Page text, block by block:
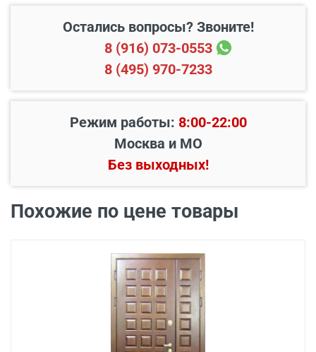
Цена, руб.
двери в готовый проем
от 3500
Демонтаж старой
деревянной двери
от 600
Демонтаж старой
металлической двери
от 1000
Остались вопросы? Звоните!
8 (916) 073-0553
8 (495) 970-7233
Режим работы: 8:00-22:00
Москва и МО
Без выходных!
Похожие по цене товары